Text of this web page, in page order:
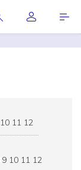
10 11 12
9 10 11 12